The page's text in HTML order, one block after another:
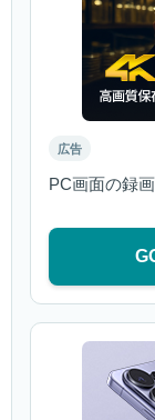
広告
PC画面の録